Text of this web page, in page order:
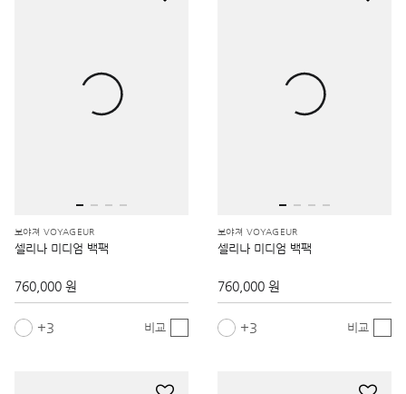
보야져 VOYAGEUR
셀리나 미디엄 백팩
760,000 원
3 비교
보야져 VOYAGEUR
셀리나 미디엄 백팩
760,000 원
3 비교